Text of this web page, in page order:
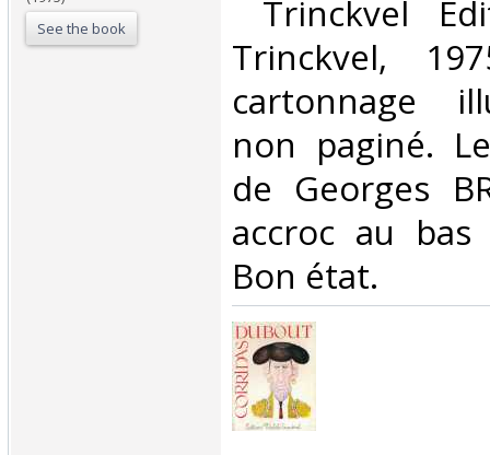
See the book
Trinckvel
Trinckvel,
cartonnage
non paginé.
de Georges
accroc au
Bon état.‎